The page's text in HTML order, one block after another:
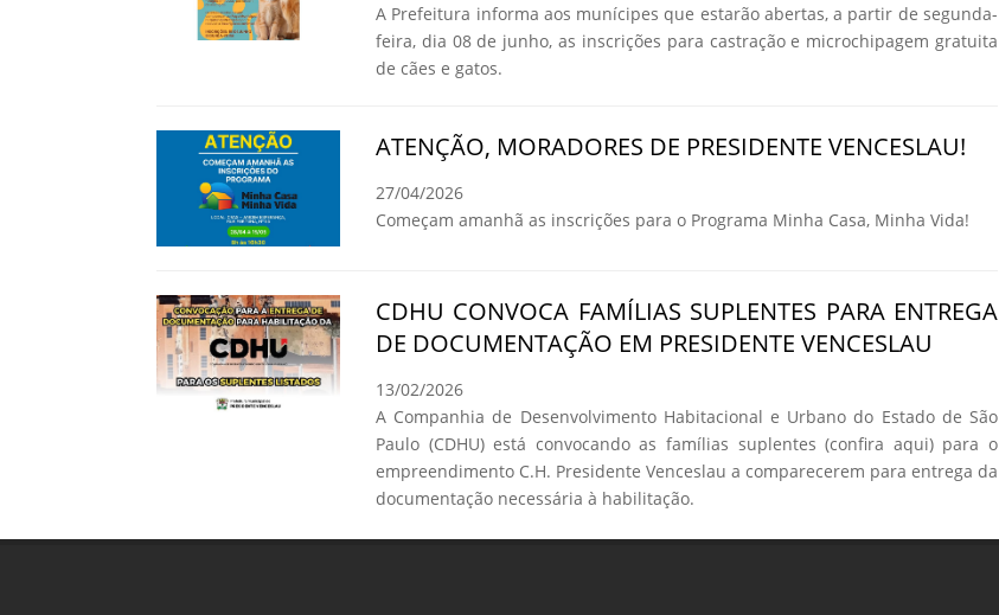
A Prefeitura informa aos munícipes que estarão abertas, a partir de segunda-
feira, dia 08 de junho, as inscrições para castração e microchipagem gratuita
de cães e gatos.
ATENÇÃO, MORADORES DE PRESIDENTE VENCESLAU!
27/04/2026
Começam amanhã as inscrições para o Programa Minha Casa, Minha Vida!
CDHU CONVOCA FAMÍLIAS SUPLENTES PARA ENTREGA
DE DOCUMENTAÇÃO EM PRESIDENTE VENCESLAU
13/02/2026
A Companhia de Desenvolvimento Habitacional e Urbano do Estado de São
Paulo (CDHU) está convocando as famílias suplentes (confira aqui) para o
empreendimento C.H. Presidente Venceslau a comparecerem para entrega da
documentação necessária à habilitação.